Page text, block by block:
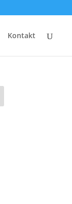
Kontakt